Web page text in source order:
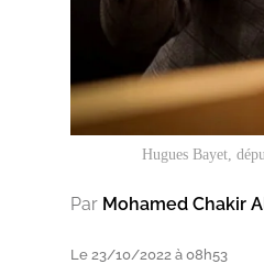
Hugues Bayet,
Par Mohamed Chakir
Le 23/10/2022 à 08h53